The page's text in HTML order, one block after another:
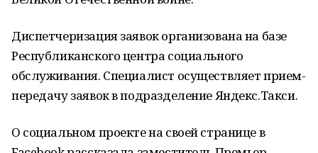
Диспетчеризация заявок организована на базе
Республиканского центра социального
обслуживания. Специалист осуществляет прием-
передачу заявок в подразделение Яндекс.Такси.
О социальном проекте на своей странице в